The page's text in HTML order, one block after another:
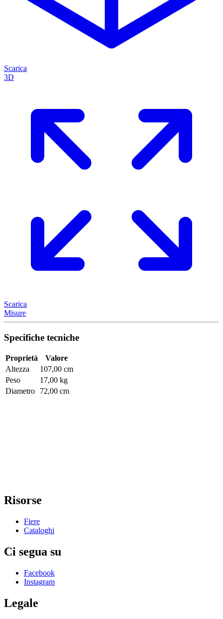
Scarica
3D
Scarica
Misure
Specifiche tecniche
Proprietà
Valore
Altezza
107,00 cm
Peso
17,00 kg
Diametro
72,00 cm
Risorse
Fiere
Cataloghi
Ci segua su
Facebook
Instagram
Legale